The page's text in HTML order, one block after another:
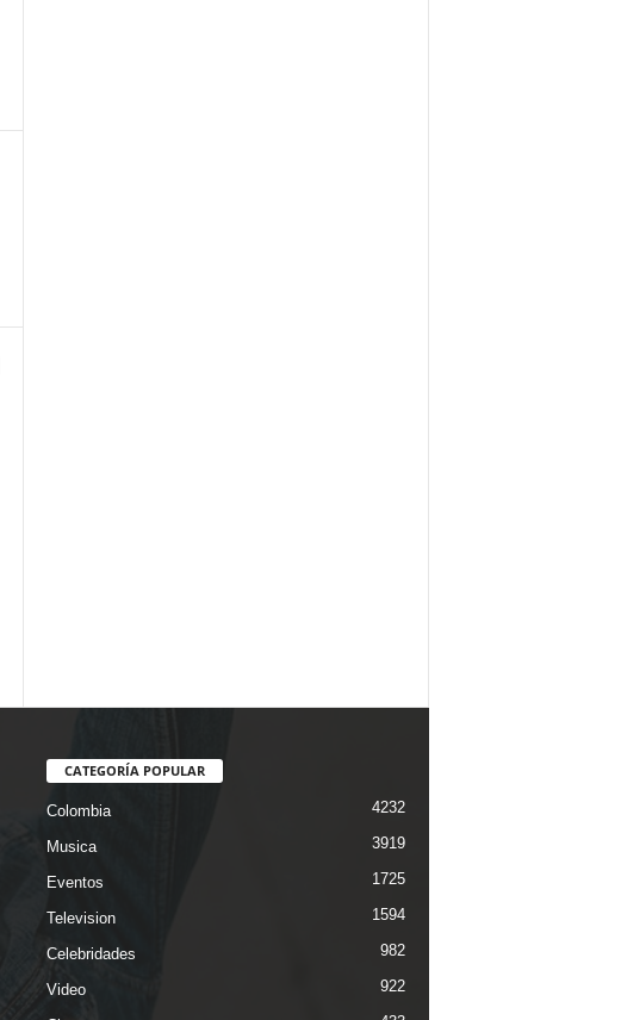
CATEGORÍA POPULAR
Colombia 4232
Musica 3919
Eventos 1725
Television 1594
Celebridades 982
Video 922